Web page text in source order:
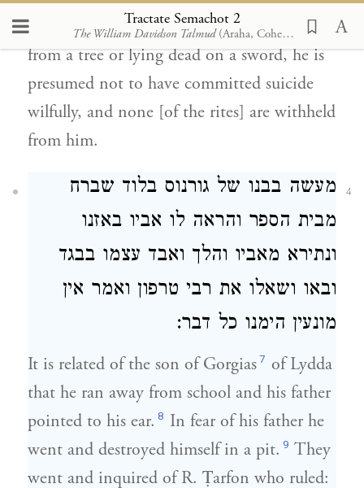
Tractate Semachot 2
The William Davidson Talmud (Araha, Cohen, Soncino Press, 1965)
If a person was found strangled or hanging
from a tree or lying dead on a sword, he is
presumed not to have committed suicide
wilfully, and none [of the rites] are withheld
from him.
4
מעשה בבנו של גורנוס בלוד שברח
מבית הספר והראה לו אביו באזנו
ונתירא מאביו והלך ואבד עצמו בבגד
ובאו ושאלו את רבי טרפון ואמר אין
מונעין הימנו כל דבר:
It is related of the son of Gorgias7 of Lydda
that he ran away from school and his father
pointed to his ear. 8 In fear of his father he
went and destroyed himself in a pit. 9 They
went and inquired of R. Ṭarfon who ruled: